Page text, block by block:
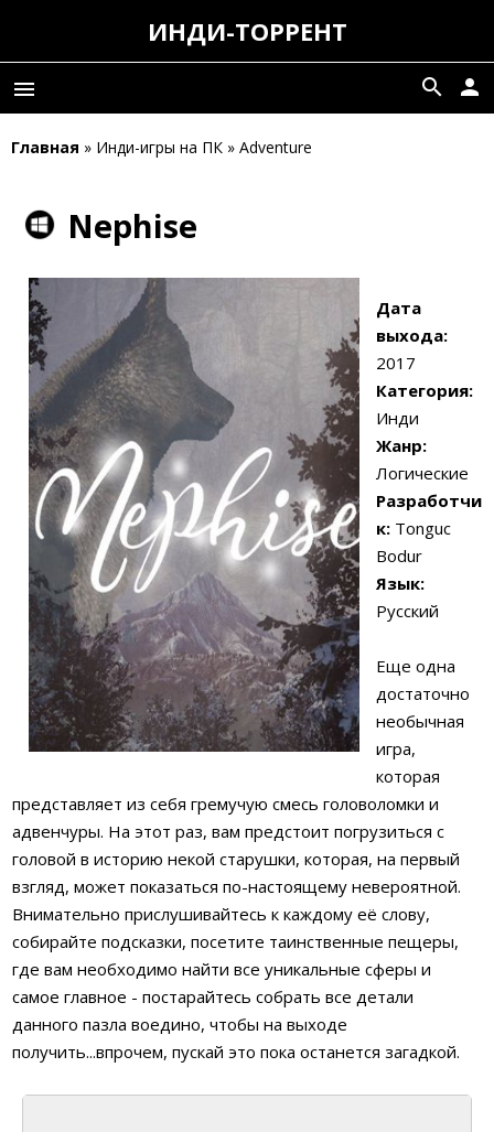
ИНДИ-ТОРРЕНТ
menu person
search
Главная » Инди-игры на ПК » Adventure
Nephise
Дата
выхода:
2017
Категория:
Инди
Жанр:
Логические
Разработчи
к: Tonguс
Bodur
Язык:
Русский
Еще одна
достаточно
необычная
игра,
которая
представляет из себя гремучую смесь головоломки и
адвенчуры. На этот раз, вам предстоит погрузиться с
головой в историю некой старушки, которая, на первый
взгляд, может показаться по-настоящему невероятной.
Внимательно прислушивайтесь к каждому её слову,
собирайте подсказки, посетите таинственные пещеры,
где вам необходимо найти все уникальные сферы и
самое главное - постарайтесь собрать все детали
данного пазла воедино, чтобы на выходе
получить...впрочем, пускай это пока останется загадкой.